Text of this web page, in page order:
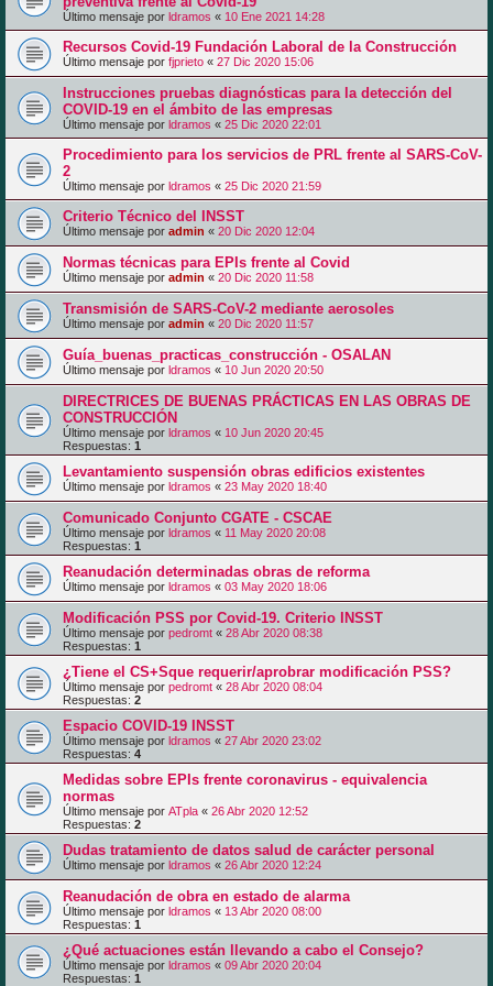
Último mensaje por ldramos « 10 Ene 2021 14:28
Recursos Covid-19 Fundación Laboral de la Construcción
Último mensaje por fjprieto « 27 Dic 2020 15:06
Instrucciones pruebas diagnósticas para la detección del
COVID-19 en el ámbito de las empresas
Último mensaje por ldramos « 25 Dic 2020 22:01
Procedimiento para los servicios de PRL frente al SARS-CoV-
2
Último mensaje por ldramos « 25 Dic 2020 21:59
Criterio Técnico del INSST
Último mensaje por admin « 20 Dic 2020 12:04
Normas técnicas para EPIs frente al Covid
Último mensaje por admin « 20 Dic 2020 11:58
Transmisión de SARS-CoV-2 mediante aerosoles
Último mensaje por admin « 20 Dic 2020 11:57
Guía_buenas_practicas_construcción - OSALAN
Último mensaje por ldramos « 10 Jun 2020 20:50
DIRECTRICES DE BUENAS PRÁCTICAS EN LAS OBRAS DE
CONSTRUCCIÓN
Último mensaje por ldramos « 10 Jun 2020 20:45
Respuestas: 1
Levantamiento suspensión obras edificios existentes
Último mensaje por ldramos « 23 May 2020 18:40
Comunicado Conjunto CGATE - CSCAE
Último mensaje por ldramos « 11 May 2020 20:08
Respuestas: 1
Reanudación determinadas obras de reforma
Último mensaje por ldramos « 03 May 2020 18:06
Modificación PSS por Covid-19. Criterio INSST
Último mensaje por pedromt « 28 Abr 2020 08:38
Respuestas: 1
¿Tiene el CS+Sque requerir/aprobrar modificación PSS?
Último mensaje por pedromt « 28 Abr 2020 08:04
Respuestas: 2
Espacio COVID-19 INSST
Último mensaje por ldramos « 27 Abr 2020 23:02
Respuestas: 4
Medidas sobre EPIs frente coronavirus - equivalencia
normas
Último mensaje por ATpla « 26 Abr 2020 12:52
Respuestas: 2
Dudas tratamiento de datos salud de carácter personal
Último mensaje por ldramos « 26 Abr 2020 12:24
Reanudación de obra en estado de alarma
Último mensaje por ldramos « 13 Abr 2020 08:00
Respuestas: 1
¿Qué actuaciones están llevando a cabo el Consejo?
Último mensaje por ldramos « 09 Abr 2020 20:04
Respuestas: 1